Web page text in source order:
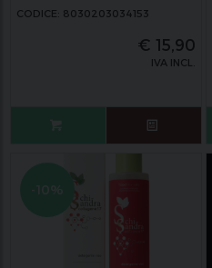
CODICE: 8030203034153
€ 15,90
IVA INCL.